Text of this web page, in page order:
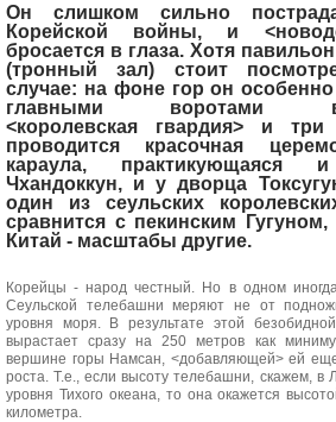
Он слишком сильно
Корейской войны, и
бросается в глаза. Хотя
(тронный зал) стоит
случае: на фоне гор он
главными воротами
<королевская гвардия> и
проводится красочная
караула,
Чхандоккун, и у дворца
один из сеульских
сравнится с пекинским
Китай - масштабы другие.
Корейцы - народ честный. Но в одном
Сеульской телебашни меряют не от
уровня моря. В результате этой
вырастает сразу на 250 метров как
вершине горы Намсан, <добавляющей> ей
роста. Т.е., если высоту телебашни, скажем, в
уровня Тихого океана, то она окажется
километра.